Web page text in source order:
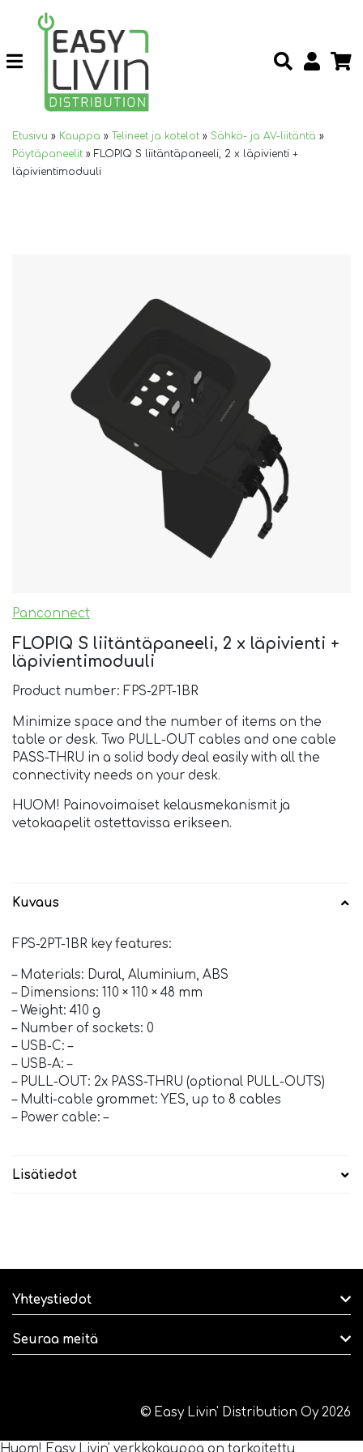
Etusivu » Kauppa » Telineet ja kotelot » Sähkö- ja AV-liitäntä »
Pöytäpaneelit » FLOPIQ S liitäntäpaneeli, 2 x läpivienti +
läpivientimoduuli
Panconnect
FLOPIQ S liitäntäpaneeli, 2 x läpivienti +
läpivientimoduuli
Product number: FPS-2PT-1BR
Minimize space and the number of items on the
table or desk. Two PULL-OUT cables and one cable
PASS-THRU in a solid body deal easily with all the
connectivity needs on your desk.
HUOM! Painovoimaiset kelausmekanismit ja
vetokaapelit ostettavissa erikseen.
Kuvaus
FPS-2PT-1BR key features:
– Materials: Dural, Aluminium, ABS
– Dimensions: 110 × 110 × 48 mm
– Weight: 410 g
– Number of sockets: 0
– USB-C: –
– USB-A: –
– PULL-OUT: 2x PASS-THRU (optional PULL-OUTS)
– Multi-cable grommet: YES, up to 8 cables
– Power cable: –
Lisätiedot
Yhteystiedot
Seuraa meitä
© Easy Livin' Distribution Oy 2026
Huom! Easy Livin' verkkokauppa on tarkoitettu